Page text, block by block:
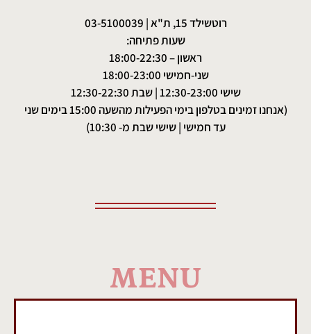
רוטשילד 15, ת"א |
03-5100039
שעות פתיחה:
ראשון – 18:00-22:30
שני-חמישי 18:00-23:00
שישי 12:30-23:00 | שבת 12:30-22:30
(אנחנו זמינים בטלפון בימי הפעילות מהשעה 15:00 בימים שני
עד חמישי | שישי שבת מ- 10:30)
MENU